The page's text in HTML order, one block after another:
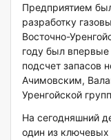
Предприятием
разработку
Восточно-
году был
подсчет запасов
Ачимовским,
Уренгойской
На сегодняшний
один из ключевых